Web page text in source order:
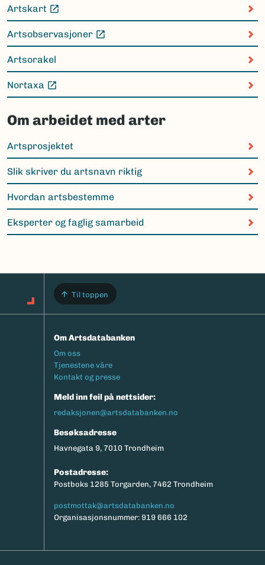
Artskart
(Ekstern lenke)
Artsobservasjoner
(Ekstern lenke)
Artsorakel
Nortaxa
(Ekstern lenke)
Om arbeidet med arter
Artsprosjektet
Slik skriver du artsnavn riktig
Hvordan artsbestemme
Eksperter og faglig samarbeid
Til toppen
Om Artsdatabanken
Footermeny
Om oss
Tjenestene våre
Kontakt og presse
Meld inn feil på nettsider:
redaksjonen@artsdatabanken.no
Besøksadresse
Havnegata 9, 7010 Trondheim
Postadresse:
Postboks 1285 Torgarden, 7462 Trondheim
postmottak@artsdatabanken.no
Organisasjonsnummer: 919 666 102